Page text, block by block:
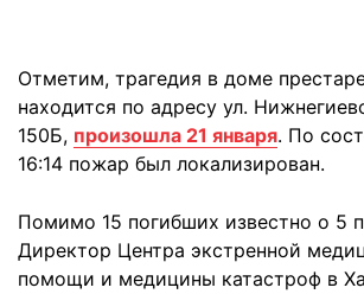
Отметим, трагедия в доме
находится по адресу ул.
150Б, произошла 21 января. По
16:14 пожар был локализирован.
Помимо 15 погибших известно о 5
Директор Центра экстренной
помощи и медицины катастроф в